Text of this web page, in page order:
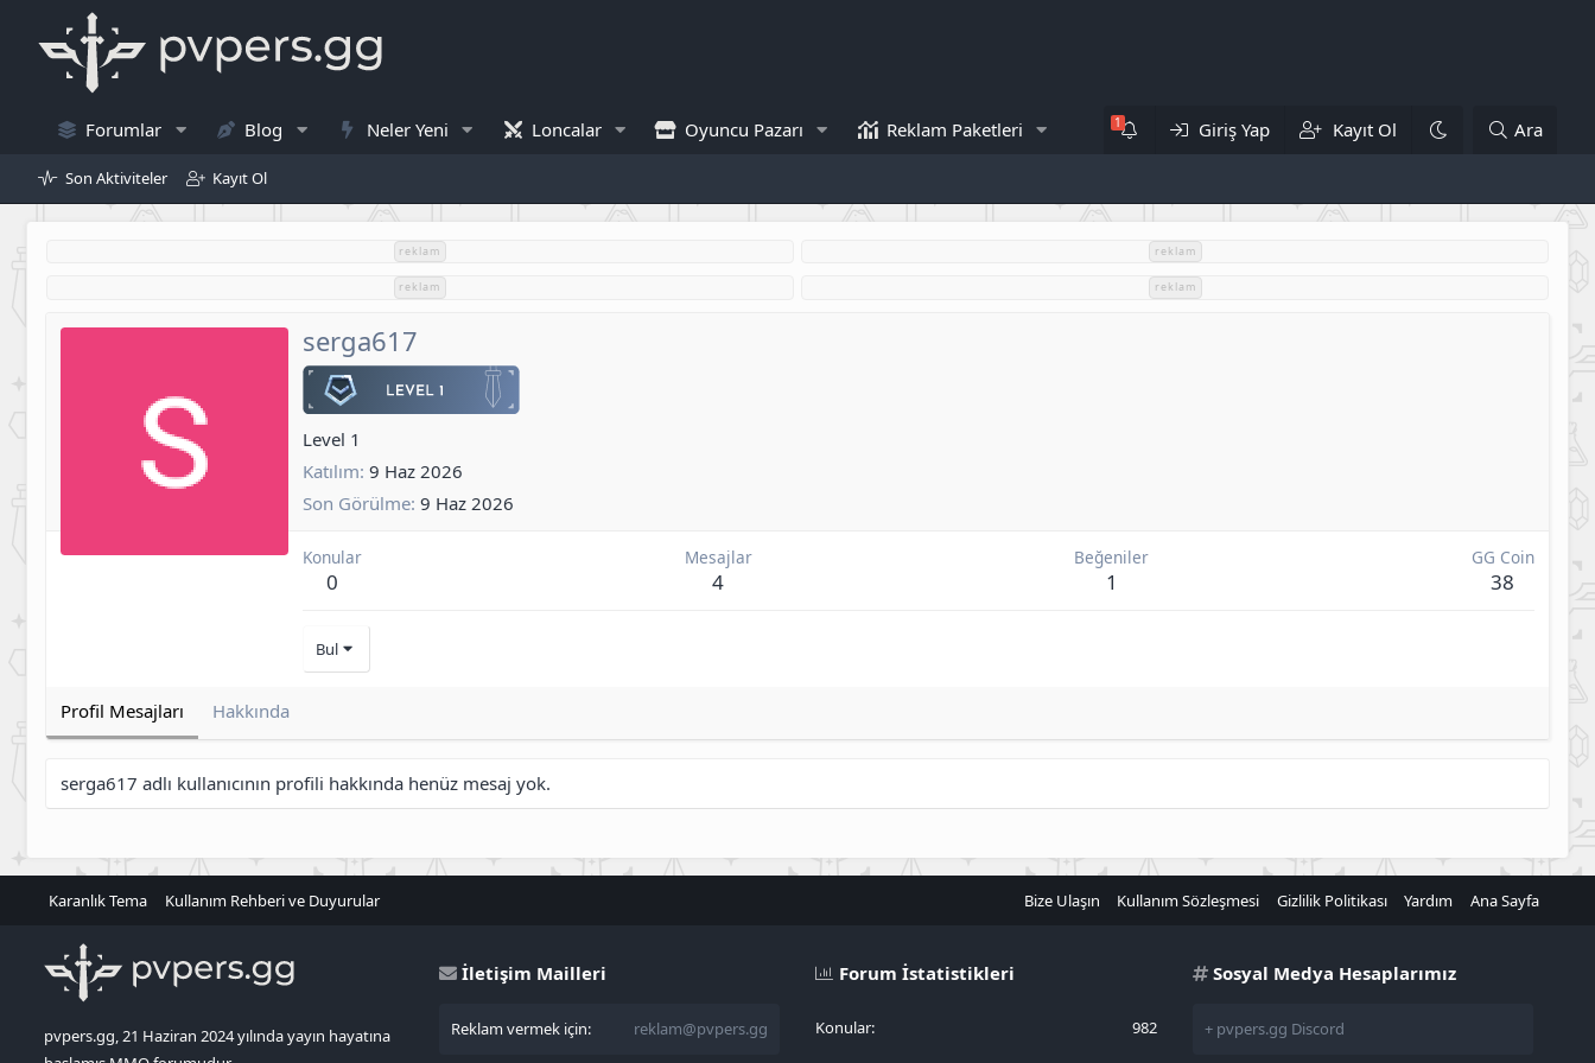
Forumlar Blog Neler Yeni Loncalar Oyuncu Pazarı Reklam Paketleri Giriş Yap Kayıt Ol Ara
Son Aktiviteler Kayıt Ol
reklam reklam
reklam reklam
serga617
Level 1
Katılım 9 Haz 2026
Son Görülme 9 Haz 2026
Konular
0
Mesajlar
4
Beğeniler
1
GG Coin
38
Bul
Profil Mesajları Hakkında
serga617 adlı kullanıcının profili hakkında henüz mesaj yok.
Karanlık Tema Kullanım Rehberi ve Duyurular Bize Ulaşın Kullanım Sözleşmesi Gizlilik Politikası Yardım Ana Sayfa
pvpers.gg, 21 Haziran 2024 yılında yayın hayatına
İletişim Mailleri
Reklam vermek için: reklam@pvpers.gg
Forum İstatistikleri
Konular 982
Sosyal Medya Hesaplarımız
+ pvpers.gg Discord